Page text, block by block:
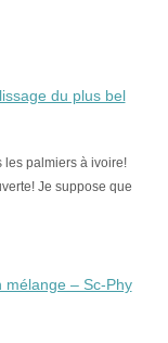
du plus bel
les palmiers à ivoire!
Je suppose que
mélange – Sc-Phy